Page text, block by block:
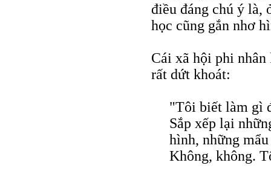
điều đáng chú ý là,
học cũng gắn nhơ
Cái xã hội phi
rất dứt khoát:
"Tôi biết làm gì
Sắp xếp lại
hình, những
Không, không.